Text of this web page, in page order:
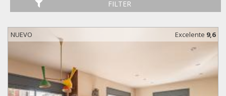
FILTER
NUEVO Excelente 9,6